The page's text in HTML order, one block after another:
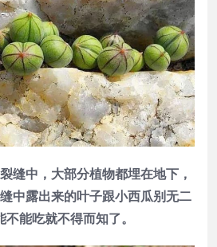
缝中，大部分植物都埋在地下，
中露出来的叶子跟小西瓜别无二
能吃就不得而知了。